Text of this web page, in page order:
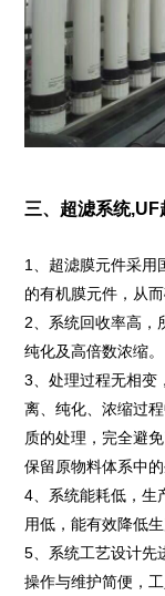
三、超滤系统
1、超滤膜元件采用
的有机膜元件，从
2、系统回收率高，
纯化及高倍数浓缩。
3、处理过程无相变
离、纯化、浓缩过
质的处理，完全避
保留原物料体系中
4、系统能耗低，生
用低，能有效降低
5、系统工艺设计先
操作与维护简便，